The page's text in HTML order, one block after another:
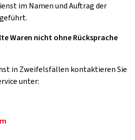
im Namen und Auftrag der
Waren nicht ohne Rücksprache
in Zweifelsfällen kontaktieren Sie
unter: